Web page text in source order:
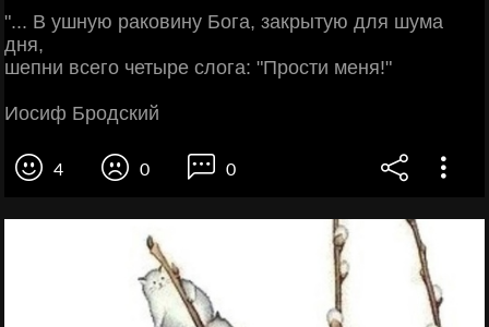
"... В ушную раковину Бога, закрытую для шума
дня,
шепни всего четыре слога: "Прости меня!"
Иосиф Бродский
4 0 0